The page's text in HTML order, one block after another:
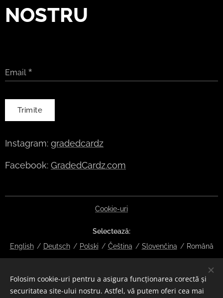
NOSTRU
Email
Trimite
Instagram: gradedcardz
Facebook: GradedCardz.com
Cookie-uri
Selectează
English
Deutsch Polski Čeština Slovenčina Română
EUR €
CZK Kč DKK kr NOK kr GBP £ SEK kr
CHF
HUF Ft
ISK kr USD $ PLN zł RON lei
Folosim cookie-uri pentru a asigura funcționarea corectă și
securitatea site-ului nostru. Astfel, vă putem oferi cea mai